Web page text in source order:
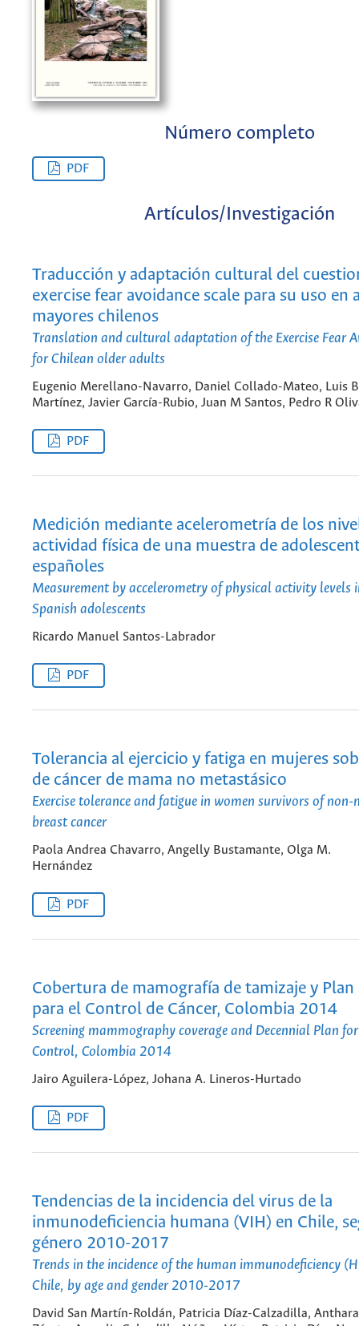
Número completo
PDF
Artículos/Investigación
Traducción y adaptación cultural del
exercise fear avoidance scale para su uso en
mayores chilenos
Translation and cultural adaptation of the Exercise Fear
for Chilean older adults
Eugenio Merellano-Navarro, Daniel Collado-Mateo, Luis
Martínez, Javier García-Rubio, Juan M Santos, Pedro R
PDF
Medición mediante acelerometría de los
actividad física de una muestra de
españoles
Measurement by accelerometry of physical activity levels
Spanish adolescents
Ricardo Manuel Santos-Labrador
PDF
Tolerancia al ejercicio y fatiga en mujeres
de cáncer de mama no metastásico
Exercise tolerance and fatigue in women survivors of
breast cancer
Paola Andrea Chavarro, Angelly Bustamante, Olga M.
Hernández
PDF
Cobertura de mamografía de tamizaje y Plan
para el Control de Cáncer, Colombia 2014
Screening mammography coverage and Decennial Plan
Control, Colombia 2014
Jairo Aguilera-López, Johana A. Lineros-Hurtado
PDF
Tendencias de la incidencia del virus de la
inmunodeficiencia humana (VIH) en Chile,
género 2010-2017
Trends in the incidence of the human immunodeficiency
Chile, by age and gender 2010-2017
David San Martín-Roldán, Patricia Díaz-Calzadilla,